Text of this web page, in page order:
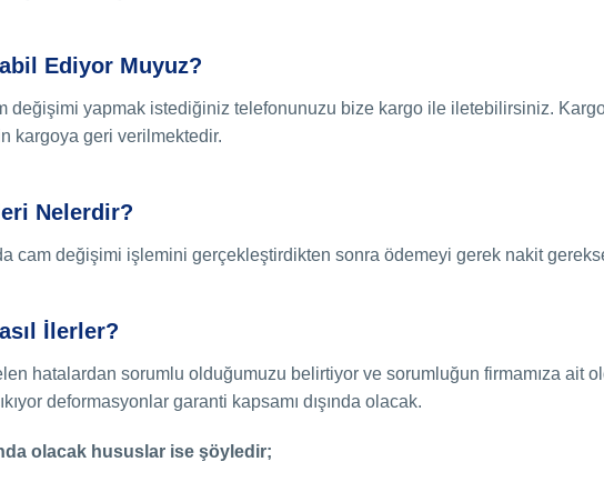
Ediyor Muyuz?
değişimi yapmak istediğiniz telefonunuzu bize kargo ile iletebilirsiniz.
kargoya geri verilmektedir.
Nelerdir?
cam değişimi işlemini gerçekleştirdikten sonra ödemeyi gerek nakit
İlerler?
hatalardan sorumlu olduğumuzu belirtiyor ve sorumluğun firmamıza ait
deformasyonlar garanti kapsamı dışında olacak.
olacak hususlar ise şöyledir;